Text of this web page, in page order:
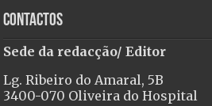
Contactos
Sede da redacção/ Editor
Lg. Ribeiro do Amaral, 5B
3400-070 Oliveira do Hospital